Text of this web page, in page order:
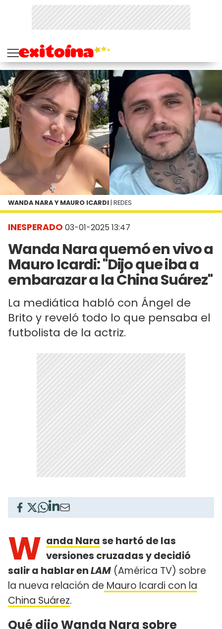
INESPERADO 03-01-2025 13:47
Wanda Nara quemó en vivo a
Mauro Icardi: "Dijo que iba a
embarazar a la China Suárez"
La mediática habló con Ángel de
Brito y reveló todo lo que pensaba el
futbolista de la actriz.
WANDA NARA Y MAURO ICARDI | REDES
W anda Narase hartó de las
versiones cruzadas y decidió
salir a hablar enLAM (América TV) sobre
la nueva relación de Mauro Icardi con la
China Suárez.
Qué dijo Wanda Nara sobre